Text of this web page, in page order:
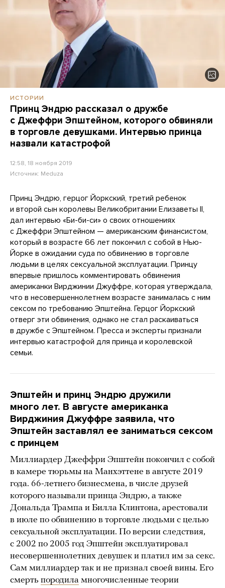
ИСТОРИИ
Принц Эндрю рассказал о дружбе
с Джеффри Эпштейном, которого обвиняли
в торговле девушками. Интервью принца
назвали катастрофой
12:58, 18 ноября 2019
Источник: Meduza
Принц Эндрю, герцог Йоркский, третий ребенок
и второй сын королевы Великобритании Елизаветы II,
дал интервью «Би-би-си» о своих отношениях
с Джеффри Эпштейном — американским финансистом,
который в возрасте 66 лет покончил с собой в Нью-
Йорке в ожидании суда по обвинению в торговле
людьми в целях сексуальной эксплуатации. Принцу
впервые пришлось комментировать обвинения
американки Вирджинии Джуффре, которая утверждала,
что в несовершеннолетнем возрасте занималась с ним
сексом по требованию Эпштейна. Герцог Йоркский
отверг эти обвинения, однако не стал раскаиваться
в дружбе с Эпштейном. Пресса и эксперты признали
интервью катастрофой для принца и королевской
семьи.
Эпштейн и принц Эндрю дружили
много лет. В августе американка
Вирджиния Джуффре заявила, что
Эпштейн заставлял ее заниматься сексом
с принцем
Миллиардер Джеффри Эпштейн покончил с собой
в камере тюрьмы на Манхэттене в августе 2019
года. 66-летнего бизнесмена, в числе друзей
которого называли принца Эндрю, а также
Дональда Трампа и Билла Клинтона, арестовали
в июле по обвинению в торговле людьми с целью
сексуальной эксплуатации. По версии следствия,
с 2002 по 2005 год Эпштейн эксплуатировал
несовершеннолетних девушек и платил им за секс.
Сам миллиардер так и не признал своей вины. Его
смерть породила многочисленные теории